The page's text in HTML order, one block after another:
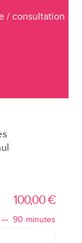
/ consultation
100,00€
90 minutes